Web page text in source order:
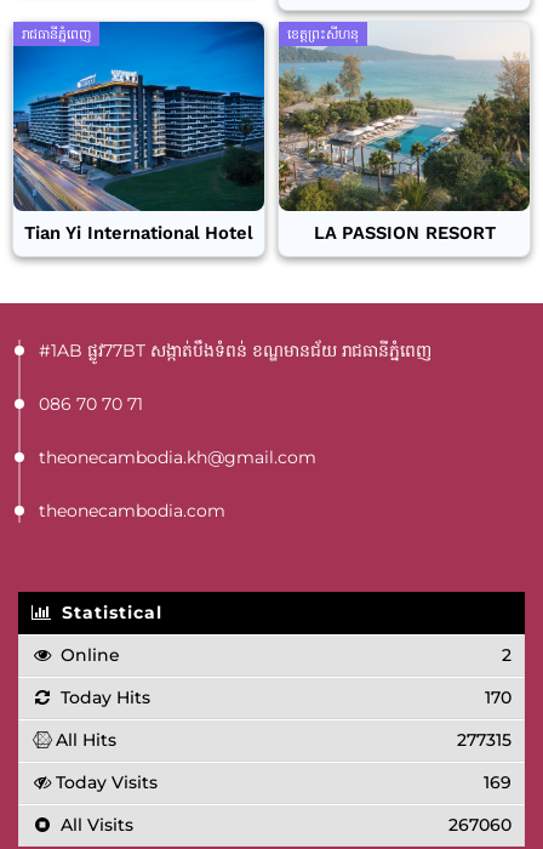
រាជធានីភ្នំពេញ
Tian Yi International Hotel
ខេត្តព្រះសីហនុ
LA PASSION RESORT
#1AB ផ្លូវ77BT​ សង្កាត់បឹងទំពន់ ខណ្ឌមានជ័យ រាជធានីភ្នំពេញ
086 70 70 71
theonecambodia.kh@gmail.com
theonecambodia.com
Statistical
Online
2
Today Hits
170
All Hits
277315
Today Visits
169
All Visits
267060